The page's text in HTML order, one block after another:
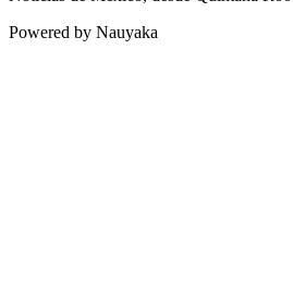
Powered by Nauyaka